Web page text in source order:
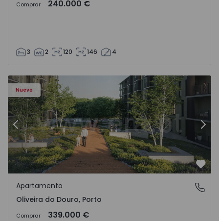
Comprar 240.000 €
3 2 120 146 4
Nuevo
1575522 - 8
Apartamento T2 Vila Nova de Gaia, Oliveira do Douro -
Anterior
Oliveira do Douro, Porto
Apartamento
Oliveira do Douro, Porto
Comprar 339.000 €